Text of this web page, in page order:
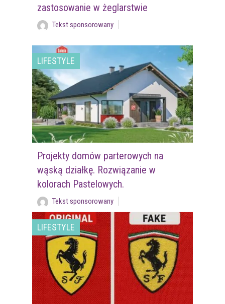
zastosowanie w żeglarstwie
Tekst sponsorowany
LIFESTYLE
Projekty domów parterowych na
wąską działkę. Rozwiązanie w
kolorach Pastelowych.
Tekst sponsorowany
LIFESTYLE